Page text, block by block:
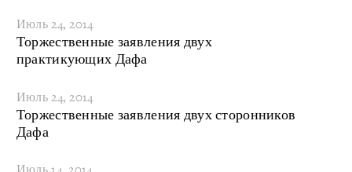
Июль 24, 2014
Торжественные заявления двух
практикующих Дафа
Июль 24, 2014
Торжественные заявления двух сторонников
Дафа